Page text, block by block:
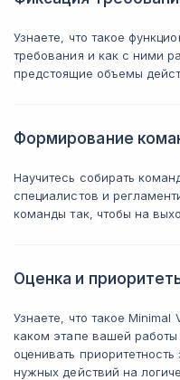
Узнаете, что такое
требования и как с ними
предстоящие объемы
Формирование
Научитесь собирать
специалистов и
команды так, чтобы на
Оценка и
Узнаете, что такое Minimal
каком этапе вашей
оценивать
нужных действий на